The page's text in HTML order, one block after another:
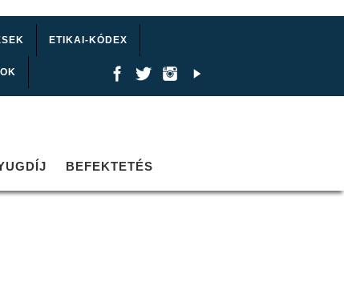
ETIKAI-KÓDEX
BEFEKTETÉS